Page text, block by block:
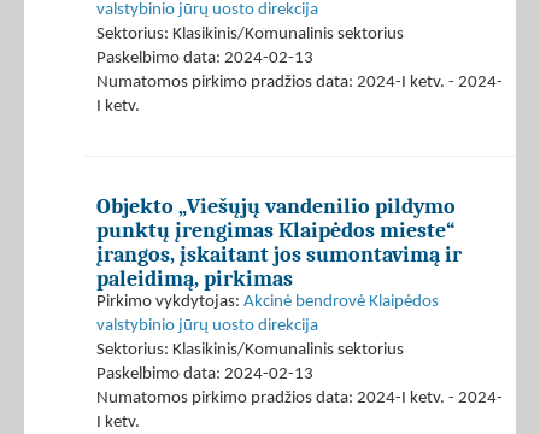
valstybinio jūrų uosto direkcija
Sektorius: Klasikinis/Komunalinis sektorius
Paskelbimo data: 2024-02-13
Numatomos pirkimo pradžios data: 2024-I ketv. - 2024-
I ketv.
Objekto „Viešųjų vandenilio pildymo
punktų įrengimas Klaipėdos mieste“
įrangos, įskaitant jos sumontavimą ir
paleidimą, pirkimas
Pirkimo vykdytojas: Akcinė bendrovė Klaipėdos
valstybinio jūrų uosto direkcija
Sektorius: Klasikinis/Komunalinis sektorius
Paskelbimo data: 2024-02-13
Numatomos pirkimo pradžios data: 2024-I ketv. - 2024-
I ketv.